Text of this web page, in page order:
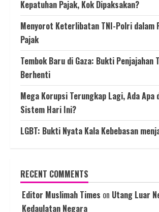
Kepatuhan Pajak, Kok Dipaksakan?
Menyorot Keterlibatan TNI-Polri dalam
Pajak
Tembok Baru di Gaza: Bukti Penjajahan
Berhenti
Mega Korupsi Terungkap Lagi, Ada Apa
Sistem Hari Ini?
LGBT: Bukti Nyata Kala Kebebasan
RECENT COMMENTS
Editor Muslimah Times on Utang Luar
Kedaulatan Negara